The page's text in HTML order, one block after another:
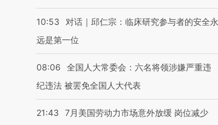
10:53
对话｜邱仁宗：临床研究参与者的安全永
远是第一位
08:06
全国人大常委会：六名将领涉嫌严重违
纪违法 被罢免全国人大代表
21:43
7月美国劳动力市场意外放缓 岗位减少